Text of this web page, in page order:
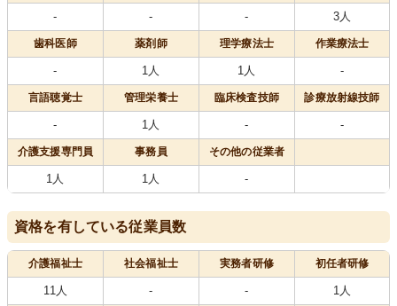
- - - 3人
歯科医師 薬剤師 理学療法士 作業療法士
- 1人 1人 -
言語聴覚士 管理栄養士 臨床検査技師 診療放射線技師
- 1人 - -
介護支援専門員 事務員 その他の従業者
1人 1人 -
資格を有している従業員数
介護福祉士 社会福祉士 実務者研修 初任者研修
11人 - - 1人